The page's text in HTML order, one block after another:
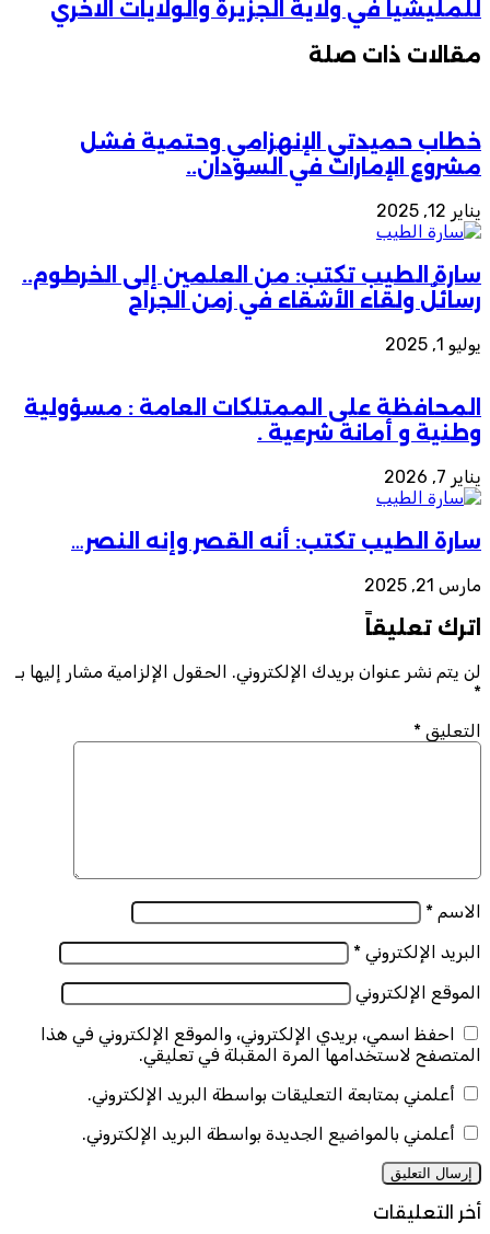
للمليشيا في ولاية الجزيرة والولايات الاخري
مقالات ذات صلة
خطاب حميدتي الإنهزامي وحتمية فشل
مشروع الإمارات في السودان..
يناير 12, 2025
سارة الطيب تكتب: من العلمين إلى الخرطوم..
رسائلٌ ولقاء الأشقاء في زمن الجراح
يوليو 1, 2025
المحافظة على الممتلكات العامة : مسؤولية
وطنية و أمانة شرعية .
يناير 7, 2026
سارة الطيب تكتب: أنه القصر وإنه النصر…
مارس 21, 2025
اترك تعليقاً
لن يتم نشر عنوان بريدك الإلكتروني. الحقول الإلزامية مشار إليها بـ
*
التعليق *
الاسم *
البريد الإلكتروني *
الموقع الإلكتروني
احفظ اسمي، بريدي الإلكتروني، والموقع الإلكتروني في هذا
المتصفح لاستخدامها المرة المقبلة في تعليقي.
أعلمني بمتابعة التعليقات بواسطة البريد الإلكتروني.
أعلمني بالمواضيع الجديدة بواسطة البريد الإلكتروني.
أخر التعليقات